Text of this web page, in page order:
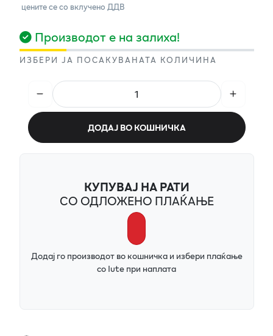
цените се со вклучено ДДВ
Производот е на залиха!
ИЗБЕРИ ЈА ПОСАКУВАНАТА КОЛИЧИНА
ДОДАЈ ВО КОШНИЧКА
КУПУВАЈ НА РАТИ
СО ОДЛОЖЕНО ПЛАЌАЊЕ
Додај го производот во кошничка и избери плаќање
со Iute при наплата